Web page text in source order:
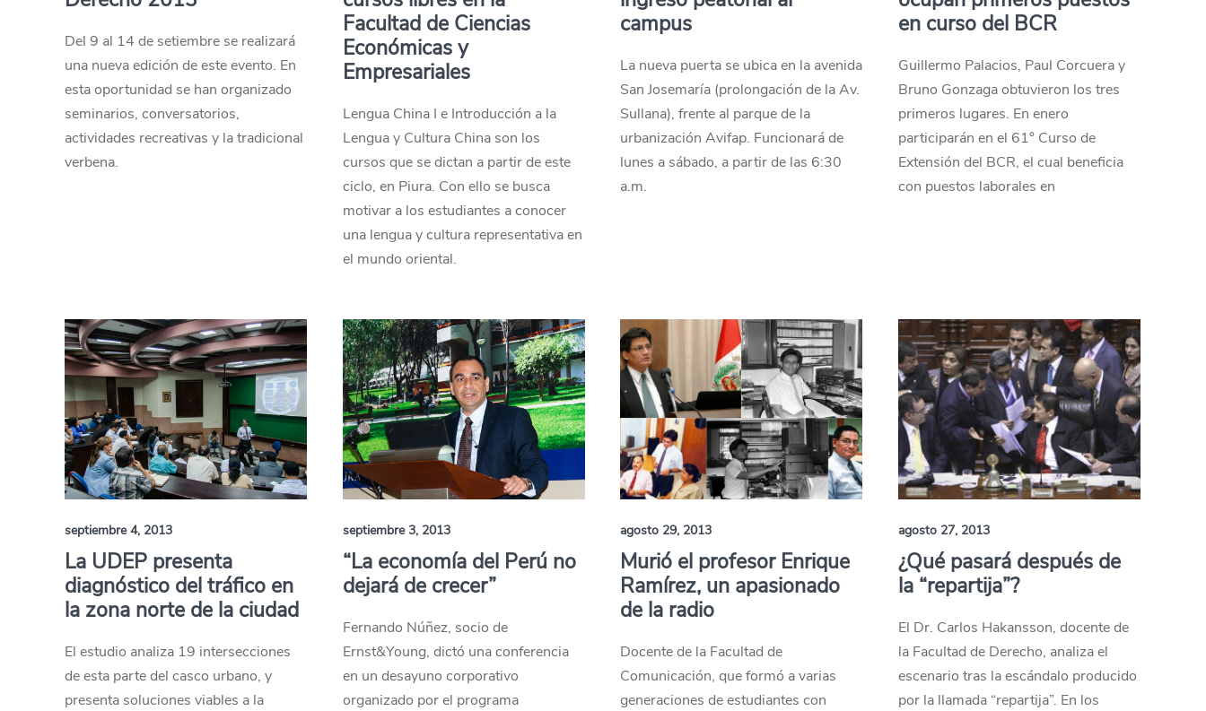
Del 9 al 14 de setiembre se realizará
una nueva edición de este evento. En
esta oportunidad se han organizado
seminarios, conversatorios,
actividades recreativas y la tradicional
verbena.
Facultad de Ciencias
Económicas y
Empresariales
Lengua China I e Introducción a la
Lengua y Cultura China son los
cursos que se dictan a partir de este
ciclo, en Piura. Con ello se busca
motivar a los estudiantes a conocer
una lengua y cultura representativa en
el mundo oriental.
campus
La nueva puerta se ubica en la avenida
San Josemaría (prolongación de la Av.
Sullana), frente al parque de la
urbanización Avifap. Funcionará de
lunes a sábado, a partir de las 6:30
a.m.
en curso del BCR
Guillermo Palacios, Paul Corcuera y
Bruno Gonzaga obtuvieron los tres
primeros lugares. En enero
participarán en el 61° Curso de
Extensión del BCR, el cual beneficia
con puestos laborales en
septiembre 4, 2013
La UDEP presenta
diagnóstico del tráfico en
la zona norte de la ciudad
El estudio analiza 19 intersecciones
de esta parte del casco urbano, y
presenta soluciones viables a la
septiembre 3, 2013
“La economía del Perú no
dejará de crecer”
Fernando Núñez, socio de
Ernst&Young, dictó una conferencia
en un desayuno corporativo
organizado por el programa
agosto 29, 2013
Murió el profesor Enrique
Ramírez, un apasionado
de la radio
Docente de la Facultad de
Comunicación, que formó a varias
generaciones de estudiantes con
agosto 27, 2013
¿Qué pasará después de
la “repartija”?
El Dr. Carlos Hakansson, docente de
la Facultad de Derecho, analiza el
escenario tras la escándalo producido
por la llamada “repartija”. En los